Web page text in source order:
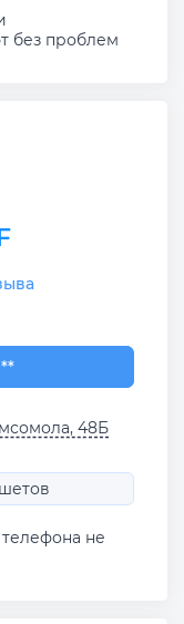
без проблем
48Б
не